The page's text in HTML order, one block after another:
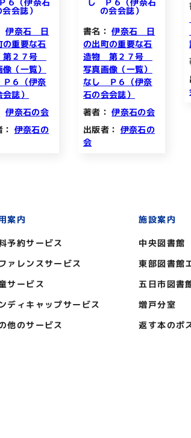
伊奈石 日
の重要な石
２７号
（一覧）
６（伊奈
誌）
伊奈石の会
伊奈石の
書名：伊奈石 日
の出町の重要な石
造物 第２７号
写真画像（一覧）
なし Ｐ６（伊奈
石の会会誌）
著者：伊奈石の会
出版者： 伊奈石の
会
案内
予約サービス
ァレンスサービス
サービス
ディキャップサービス
他のサービス
施設案内
中央図書館
東部図書館
五日市図書
増戸分室
返す本のポ